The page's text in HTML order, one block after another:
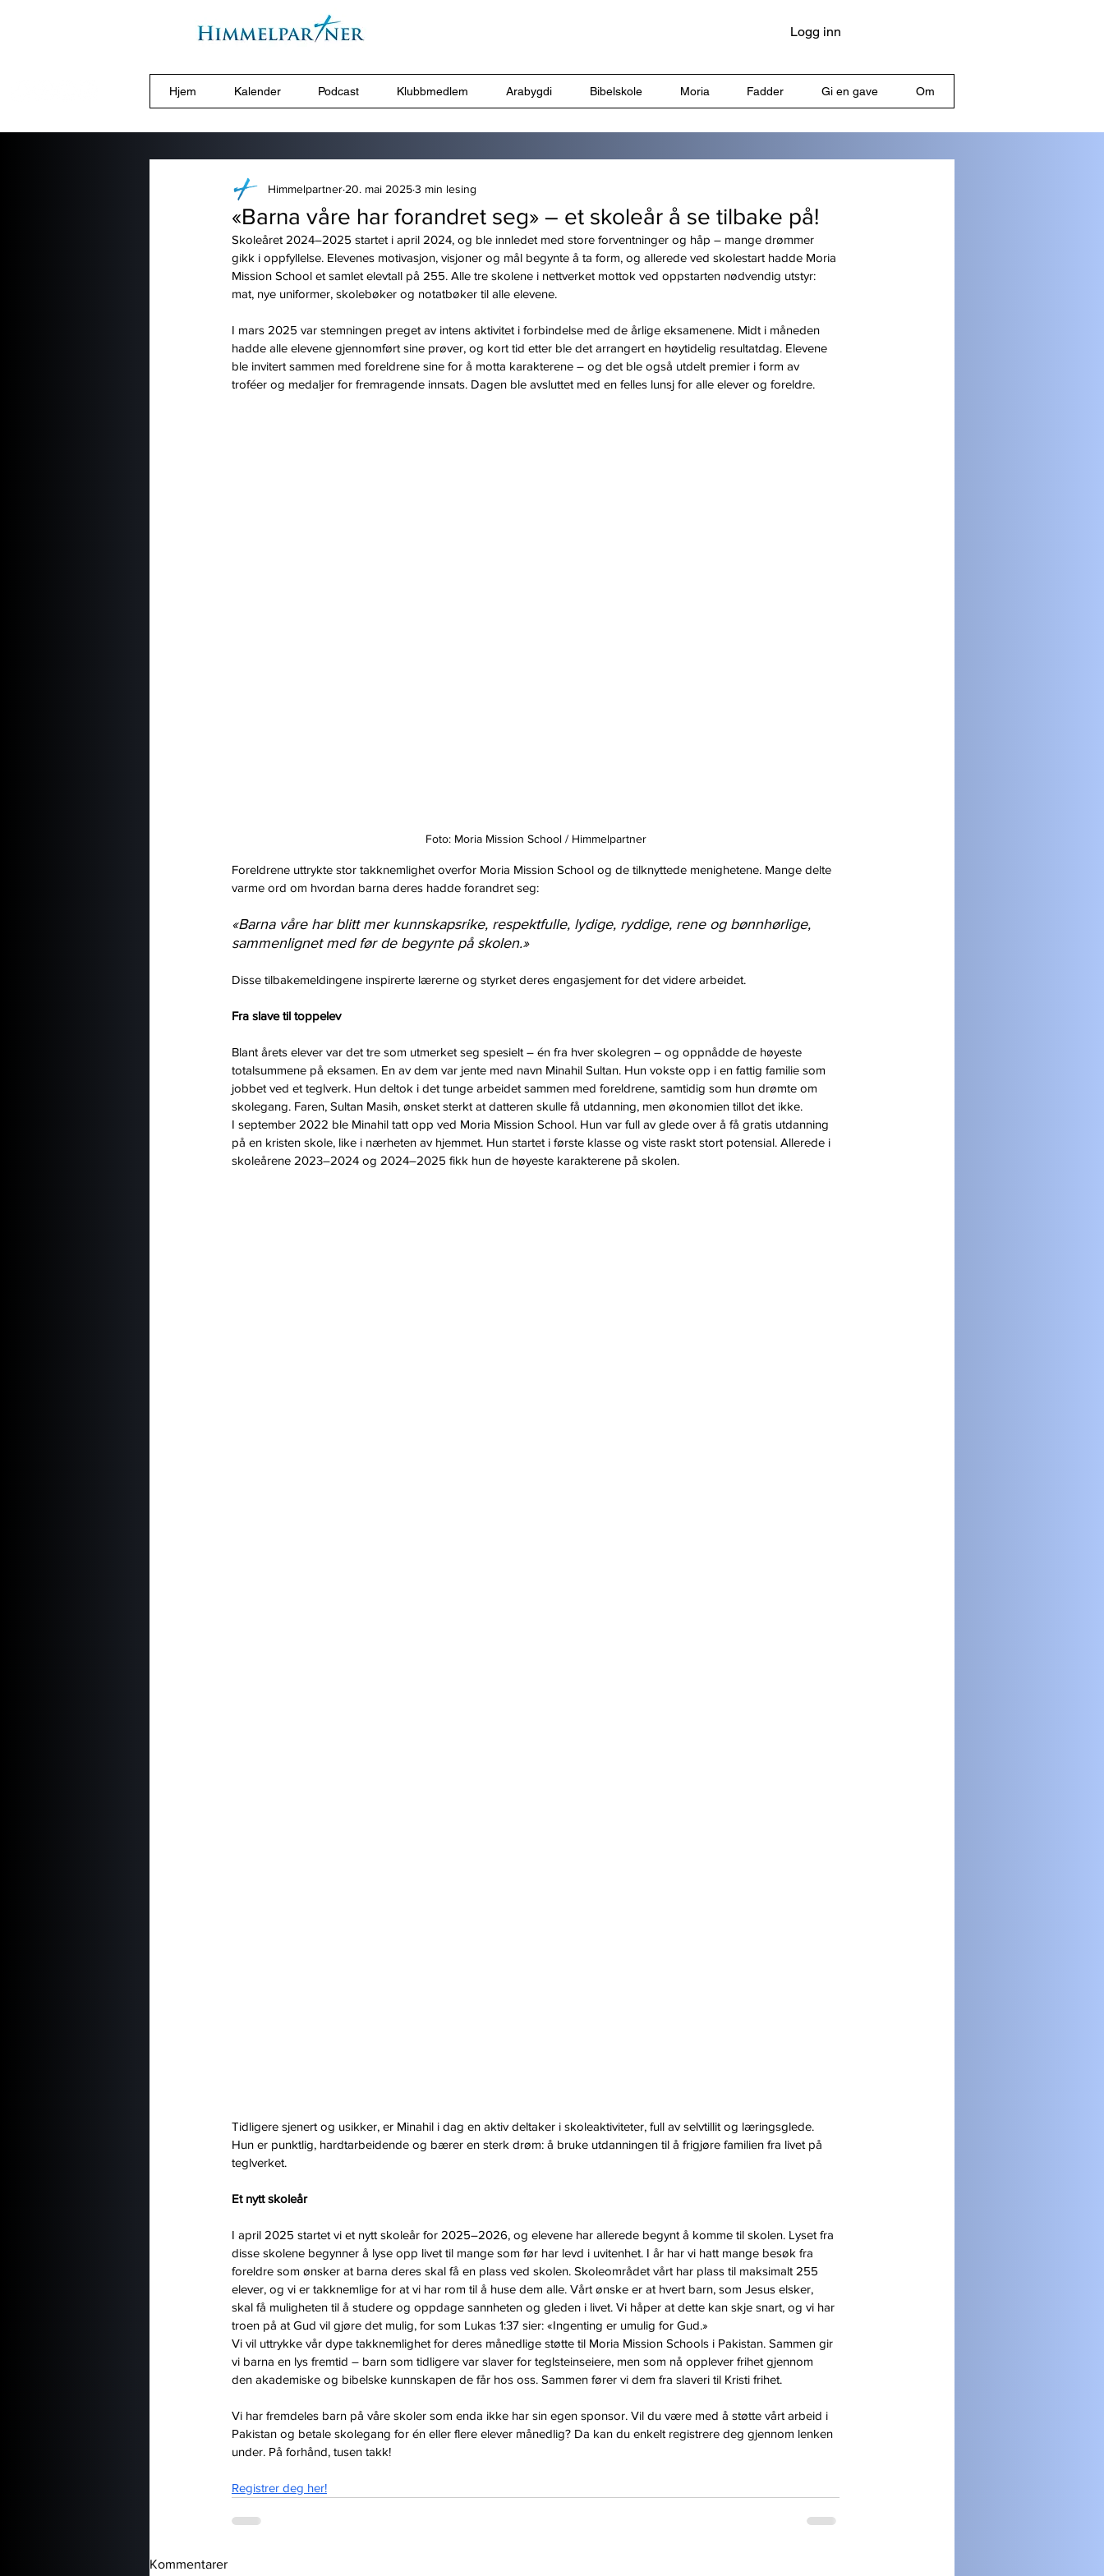
Logg inn
Hjem Kalender Podcast Klubbmedlem Arabygdi Bibelskole Moria Fadder Gi en gave Om
«Barna våre har forandret seg» – et skoleår å se tilbake på!
Himmelpartner 20. mai 20253 min lesing
Skoleåret 2024–2025 startet i april 2024, og ble innledet med store forventninger og håp – mange drømmer
gikk i oppfyllelse. Elevenes motivasjon, visjoner og mål begynte å ta form, og allerede ved skolestart hadde Moria
Mission School et samlet elevtall på 255. Alle tre skolene i nettverket mottok ved oppstarten nødvendig utstyr:
mat, nye uniformer, skolebøker og notatbøker til alle elevene.
I mars 2025 var stemningen preget av intens aktivitet i forbindelse med de årlige eksamenene. Midt i måneden
hadde alle elevene gjennomført sine prøver, og kort tid etter ble det arrangert en høytidelig resultatdag. Elevene
ble invitert sammen med foreldrene sine for å motta karakterene – og det ble også utdelt premier i form av
troféer og medaljer for fremragende innsats. Dagen ble avsluttet med en felles lunsj for alle elever og foreldre.
Foto: Moria Mission School / Himmelpartner
Foreldrene uttrykte stor takknemlighet overfor Moria Mission School og de tilknyttede menighetene. Mange delte
varme ord om hvordan barna deres hadde forandret seg:
«Barna våre har blitt mer kunnskapsrike, respektfulle, lydige, ryddige, rene og bønnhørlige,
sammenlignet med før de begynte på skolen.»
Disse tilbakemeldingene inspirerte lærerne og styrket deres engasjement for det videre arbeidet.
Fra slave til toppelev
Blant årets elever var det tre som utmerket seg spesielt – én fra hver skolegren – og oppnådde de høyeste
totalsummene på eksamen. En av dem var jente med navn Minahil Sultan. Hun vokste opp i en fattig familie som
jobbet ved et teglverk. Hun deltok i det tunge arbeidet sammen med foreldrene, samtidig som hun drømte om
skolegang. Faren, Sultan Masih, ønsket sterkt at datteren skulle få utdanning, men økonomien tillot det ikke.
I september 2022 ble Minahil tatt opp ved Moria Mission School. Hun var full av glede over å få gratis utdanning
på en kristen skole, like i nærheten av hjemmet. Hun startet i første klasse og viste raskt stort potensial. Allerede i
skoleårene 2023–2024 og 2024–2025 fikk hun de høyeste karakterene på skolen.
Tidligere sjenert og usikker, er Minahil i dag en aktiv deltaker i skoleaktiviteter, full av selvtillit og læringsglede.
Hun er punktlig, hardtarbeidende og bærer en sterk drøm: å bruke utdanningen til å frigjøre familien fra livet på
teglverket.
Et nytt skoleår
I april 2025 startet vi et nytt skoleår for 2025–2026, og elevene har allerede begynt å komme til skolen. Lyset fra
disse skolene begynner å lyse opp livet til mange som før har levd i uvitenhet. I år har vi hatt mange besøk fra
foreldre som ønsker at barna deres skal få en plass ved skolen. Skoleområdet vårt har plass til maksimalt 255
elever, og vi er takknemlige for at vi har rom til å huse dem alle. Vårt ønske er at hvert barn, som Jesus elsker,
skal få muligheten til å studere og oppdage sannheten og gleden i livet. Vi håper at dette kan skje snart, og vi har
troen på at Gud vil gjøre det mulig, for som Lukas 1:37 sier: «Ingenting er umulig for Gud.»
Vi vil uttrykke vår dype takknemlighet for deres månedlige støtte til Moria Mission Schools i Pakistan. Sammen gir
vi barna en lys fremtid – barn som tidligere var slaver for teglsteinseiere, men som nå opplever frihet gjennom
den akademiske og bibelske kunnskapen de får hos oss. Sammen fører vi dem fra slaveri til Kristi frihet.
Vi har fremdeles barn på våre skoler som enda ikke har sin egen sponsor. Vil du være med å støtte vårt arbeid i
Pakistan og betale skolegang for én eller flere elever månedlig? Da kan du enkelt registrere deg gjennom lenken
under. På forhånd, tusen takk!
Registrer deg her!
Kommentarer